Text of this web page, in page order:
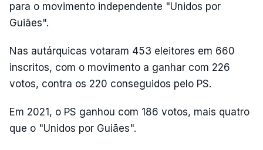
para o movimento independente "Unidos por
Guiães".
Nas autárquicas votaram 453 eleitores em 660
inscritos, com o movimento a ganhar com 226
votos, contra os 220 conseguidos pelo PS.
Em 2021, o PS ganhou com 186 votos, mais quatro
que o "Unidos por Guiães".